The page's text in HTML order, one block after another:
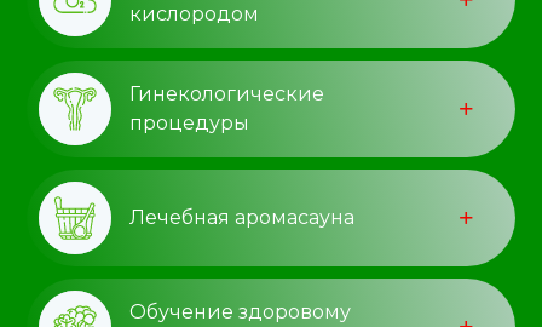
кислородом
Гинекологические
процедуры
Лечебная аромасауна
Обучение здоровому